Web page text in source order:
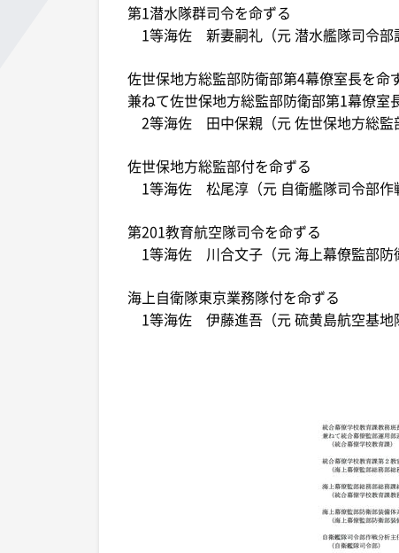
第1潜水隊群司令を命ずる
1等海佐 新妻嗣礼（元 潜水艦隊司令部
佐世保地方総監部防衛部第4幕僚室長を命
兼ねて佐世保地方総監部防衛部第1幕僚室
2等海佐 田中保親（元 佐世保地方総監
佐世保地方総監部付を命ずる
1等海佐 松尾淳（元 自衛艦隊司令部作
第201教育航空隊司令を命ずる
1等海佐 川合文子（元 海上幕僚監部防
海上自衛隊東京業務隊付を命ずる
1等海佐 伊藤進吾（元 硫黄島航空基地